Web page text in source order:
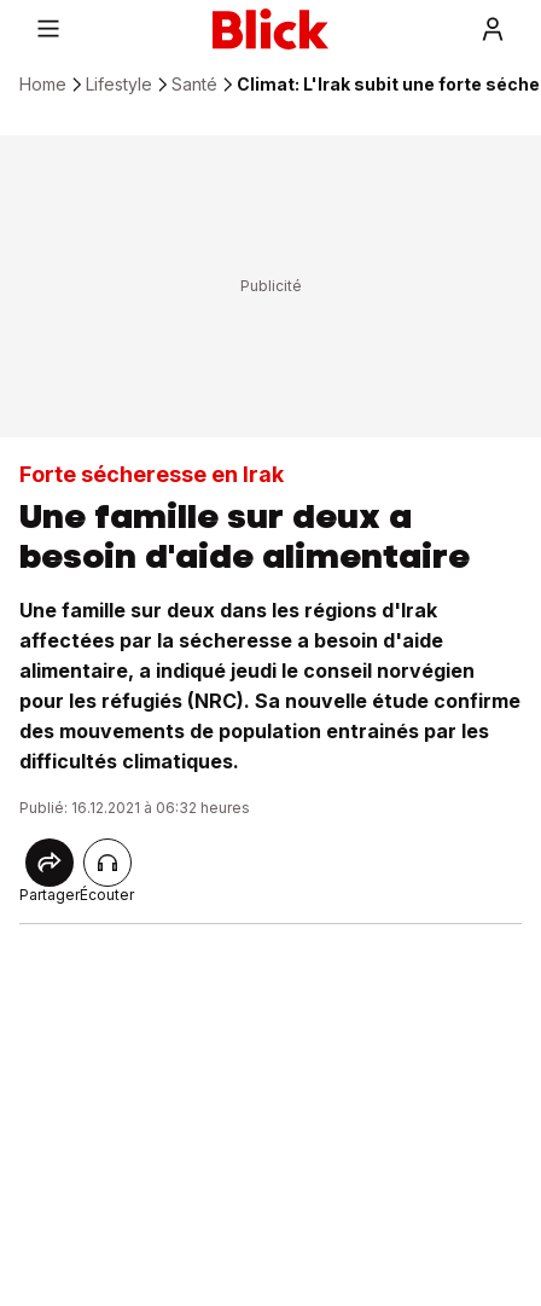
Home Lifestyle Santé Climat: L'Irak subit une forte
Forte sécheresse en Irak
Une famille sur deux a
besoin d'aide alimentaire
Une famille sur deux dans les régions d'Irak
affectées par la sécheresse a besoin d'aide
alimentaire, a indiqué jeudi le conseil norvégien
pour les réfugiés (NRC). Sa nouvelle étude confirme
des mouvements de population entrainés par les
difficultés climatiques.
Publié: 16.12.2021 à 06:32 heures
PartagerÉcouter